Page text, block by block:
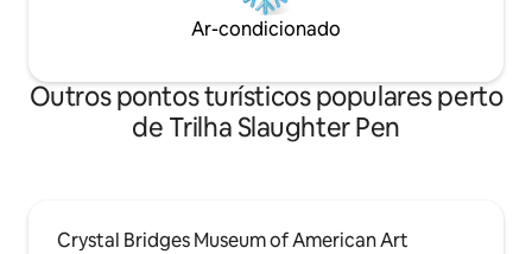
Ar-condicionado
Outros pontos turísticos populares perto
de Trilha Slaughter Pen
Crystal Bridges Museum of American Art